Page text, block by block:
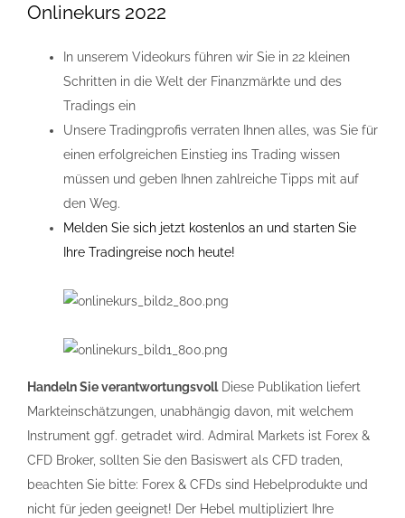
Onlinekurs 2022
In unserem Videokurs führen wir Sie in 22 kleinen
Schritten in die Welt der Finanzmärkte und des
Tradings ein
Unsere Tradingprofis verraten Ihnen alles, was Sie für
einen erfolgreichen Einstieg ins Trading wissen
müssen und geben Ihnen zahlreiche Tipps mit auf
den Weg.
Melden Sie sich jetzt kostenlos an und starten Sie
Ihre Tradingreise noch heute!
Handeln Sie verantwortungsvollDiese Publikation liefert
Markteinschätzungen, unabhängig davon, mit welchem
Instrument ggf. getradet wird. Admiral Markets ist Forex &
CFD Broker, sollten Sie den Basiswert als CFD traden,
beachten Sie bitte: Forex & CFDs sind Hebelprodukte und
nicht für jeden geeignet! Der Hebel multipliziert Ihre